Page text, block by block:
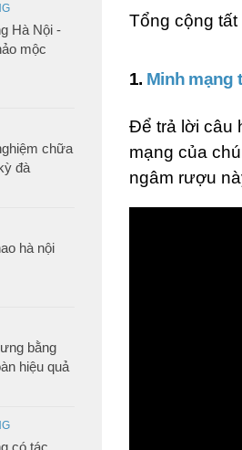
Tổng cộng
1. Minh mạng
Để trả lời câu
mạng của
ngâm rượu
Hà Nội -
mộc
chữa
đà
hà nội
bằng
hiệu quả
có tác